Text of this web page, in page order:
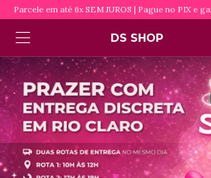
Parcele em até 6x SEM JUROS | Pague no PIX e
DS SHOP